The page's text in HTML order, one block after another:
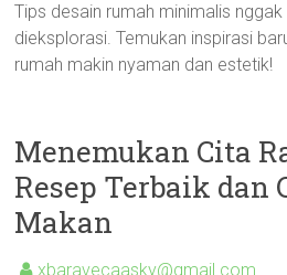
Tips desain rumah minimalis
dieksplorasi. Temukan inspirasi
rumah makin nyaman dan estetik!
Menemukan Cita
Resep Terbaik dan
Makan
xbaravecaasky@gmail.com